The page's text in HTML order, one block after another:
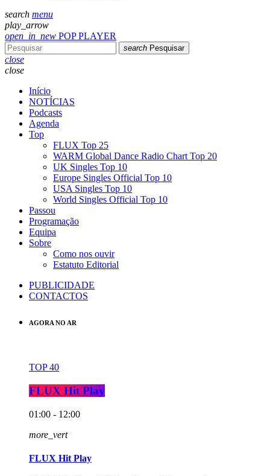
search menu
play_arrow
open_in_new POP PLAYER
search Pesquisar
close
close
Início
NOTÍCIAS
Podcasts
Agenda
Top
FLUX Top 25
WARM Global Dance Radio Chart Top 20
UK Singles Top 10
Europe Singles Official Top 10
USA Singles Top 10
World Singles Official Top 10
Passou
Programação
Equipa
Sobre
Como nos ouvir
Estatuto Editorial
PUBLICIDADE
CONTACTOS
AGORA NO AR
TOP 40
FLUX Hit Play
01:00 - 12:00
more_vert
FLUX Hit Play